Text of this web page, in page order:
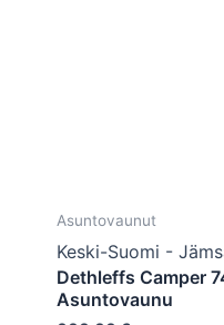
Asuntovaunut
Keski-Suomi -
Dethleffs Camper
Asuntovaunu